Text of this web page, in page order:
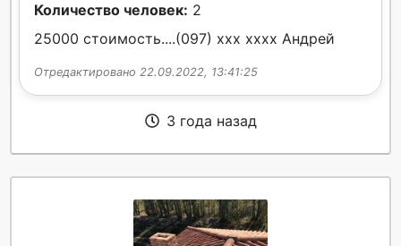
Количество человек: 2
25000 стоимость....(097) xxx xxxx Андрей
Отредактировано 22.09.2022, 13:41:25
3 года назад